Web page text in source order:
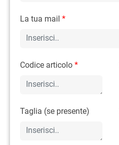
La tua mail *
Codice articolo *
Taglia (se presente)